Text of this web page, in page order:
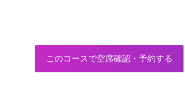
このコースで空席確認・予約する